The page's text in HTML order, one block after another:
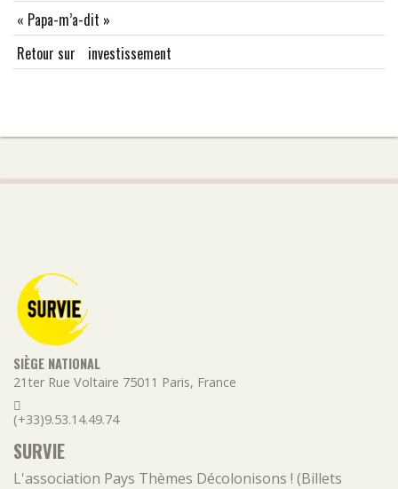
« Papa-m’a-dit »
Retour sur investissement
SIÈGE NATIONAL
21ter Rue Voltaire 75011 Paris, France
(+33)9.53.14.49.74
SURVIE
L'association Pays Thèmes Décolonisons ! (Billets